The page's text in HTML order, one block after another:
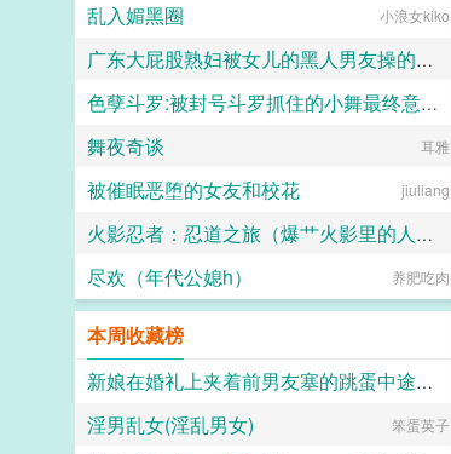
大芋泥啵啵
乱入媚黑圈 小浪女kiko
广东大屁股熟妇被女儿的黑人男友操的浑身颤抖淫水喷满床单
二十三
色孽斗罗:被封号斗罗抓住的小舞最终意识重组成了玩偶
lgcloveself
舞夜奇谈 耳雅
被催眠恶堕的女友和校花 jiuliang
火影忍者：忍道之旅（爆艹火影里的人妻熟女）
fnr8std27
尽欢（年代公媳h） 养肥吃肉
本周收藏榜
新娘在婚礼上夹着前男友塞的跳蛋中途忍不住喷水了
二十三
淫男乱女(淫乱男女) 笨蛋英子